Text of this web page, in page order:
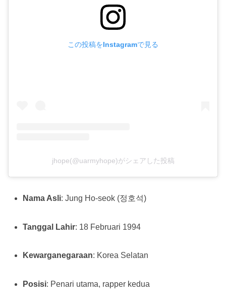
この投稿をInstagramで見る
jhope(@uarmyhope)がシェアした投稿
Nama Asli: Jung Ho-seok (정호석)
Tanggal Lahir: 18 Februari 1994
Kewarganegaraan: Korea Selatan
Posisi: Penari utama, rapper kedua